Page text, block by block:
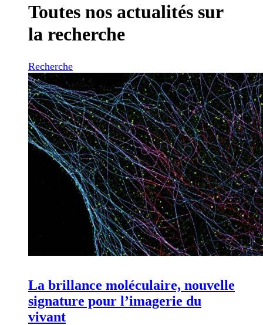
Toutes nos actualités sur
la recherche
Recherche
La brillance moléculaire, nouvelle
signature pour l’imagerie du
vivant